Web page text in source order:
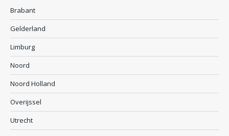
Brabant
Gelderland
Limburg
Noord
Noord Holland
Overijssel
Utrecht